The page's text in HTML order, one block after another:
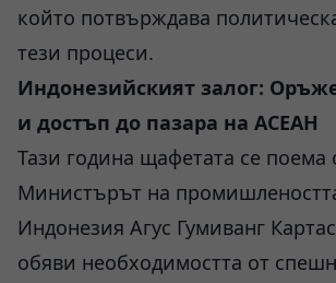
който потвърждава
тези процеси.
Индонезийският залог:
и достъп до пазара на АСЕАН
Тази година щафетата се поема
Министърът на
Индонезия Агус Гумиванг
обяви необходимостта от